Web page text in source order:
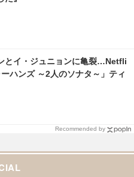
とイ・ジュニョンに亀裂…Netfli
ハンズ ～2人のソナタ～」ティ
Recommended by